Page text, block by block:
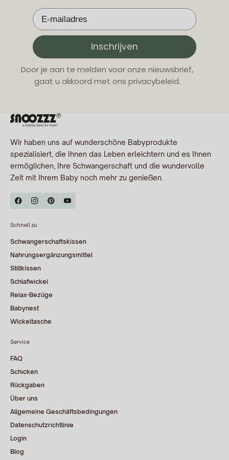
Inschrijven
Door je aan te melden voor onze nieuwsbrief,
gaat u akkoord met ons privacybeleid.
Wir haben uns auf wunderschöne Babyprodukte
spezialisiert, die Ihnen das Leben erleichtern und es Ihnen
ermöglichen, Ihre Schwangerschaft und die wundervolle
Zeit mit Ihrem Baby noch mehr zu genießen.
Schnell zu
Schwangerschaftskissen
Nahrungsergänzungsmittel
Stillkissen
Schlafwickel
Relax-Bezüge
Babynest
Wickeltasche
Service
FAQ
Schicken
Rückgaben
Über uns
Allgemeine Geschäftsbedingungen
Datenschutzrichtlinie
Login
Blog